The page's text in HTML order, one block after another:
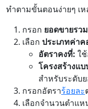
ทำตามขั้นตอนง่ายๆ เห
กรอก ยอดขายรวม
เลือก ประเภทค่า
อัตราคงที่: ใ
โครงสร้างแ
สำหรับระดับ
กรอกอัตราร้อยละ
เลือกจำนวนตำแห